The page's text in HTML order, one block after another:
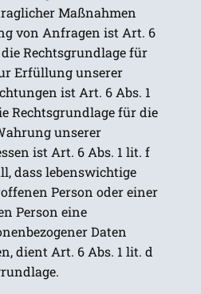
Maßnahmen
von Anfragen ist Art. 6
die Rechtsgrundlage für
Erfüllung unserer
ist Art. 6 Abs. 1
Rechtsgrundlage für die
unserer
ist Art. 6 Abs. 1 lit. f
dass lebenswichtige
Person oder einer
Person eine
Daten
dient Art. 6 Abs. 1 lit. d